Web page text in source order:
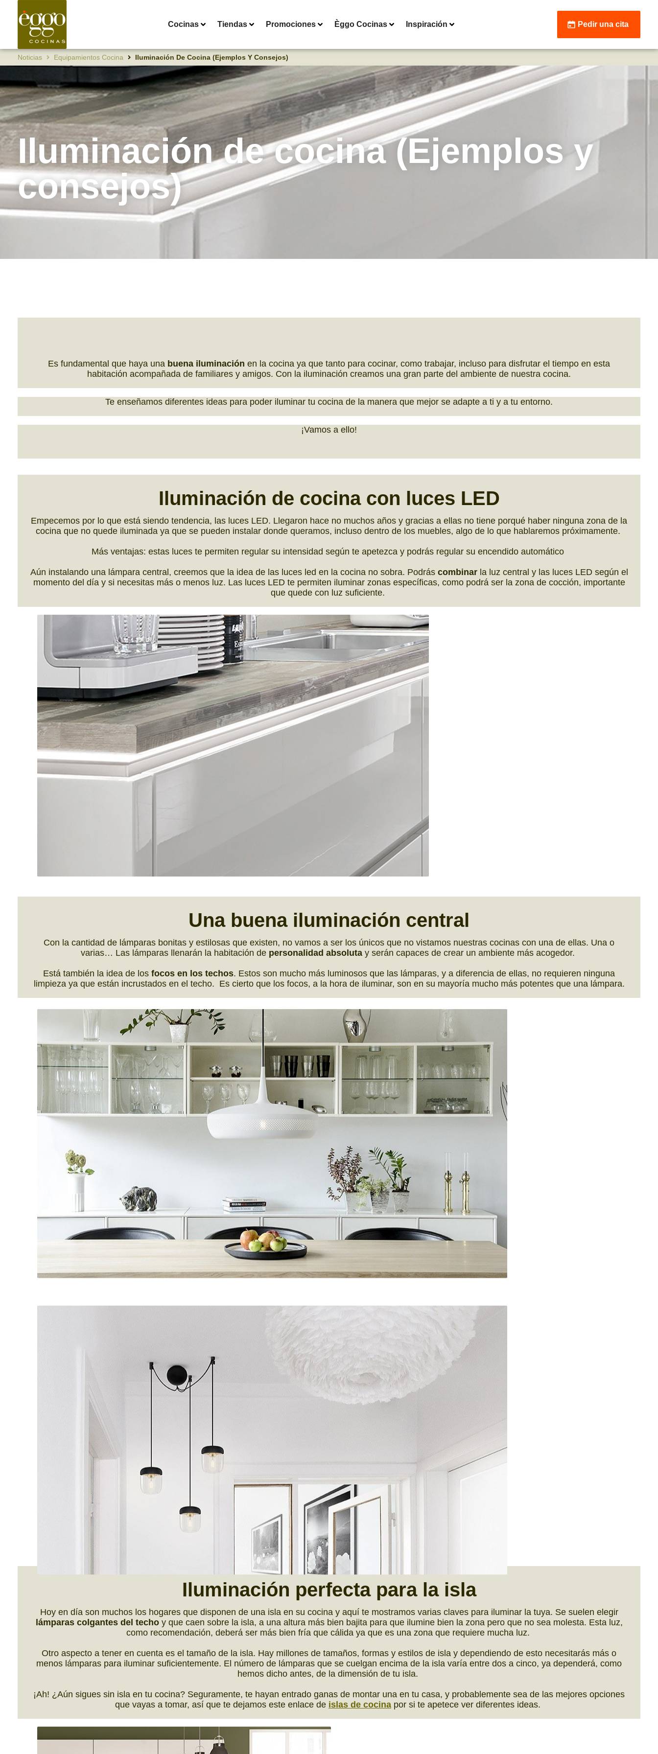
Cocinas Tiendas Promociones Èggo Cocinas Inspiración Pedir una cita
Noticias Equipamientos Cocina Iluminación De Cocina (Ejemplos Y Consejos)
Iluminación de cocina (Ejemplos y
consejos)
Es fundamental que haya una buena iluminación en la cocina ya que tanto para cocinar, como trabajar, incluso para disfrutar el tiempo en esta
habitación acompañada de familiares y amigos. Con la iluminación creamos una gran parte del ambiente de nuestra cocina.
Te enseñamos diferentes ideas para poder iluminar tu cocina de la manera que mejor se adapte a ti y a tu entorno.
¡Vamos a ello!
Iluminación de cocina con luces LED
Empecemos por lo que está siendo tendencia, las luces LED. Llegaron hace no muchos años y gracias a ellas no tiene porqué haber ninguna zona de la
cocina que no quede iluminada ya que se pueden instalar donde queramos, incluso dentro de los muebles, algo de lo que hablaremos próximamente.
Más ventajas: estas luces te permiten regular su intensidad según te apetezca y podrás regular su encendido automático
Aún instalando una lámpara central, creemos que la idea de las luces led en la cocina no sobra. Podrás combinarla luz central y las luces LED según el
momento del día y si necesitas más o menos luz. Las luces LED te permiten iluminar zonas específicas, como podrá ser la zona de cocción, importante
que quede con luz suficiente.
Una buena iluminación central
Con la cantidad de lámparas bonitas y estilosas que existen, no vamos a ser los únicos que no vistamos nuestras cocinas con una de ellas. Una o
varias… Las lámparas llenarán la habitación de personalidad absoluta y serán capaces de crear un ambiente más acogedor.
Está también la idea de los focos en los techos. Estos son mucho más luminosos que las lámparas, y a diferencia de ellas, no requieren ninguna
limpieza ya que están incrustados en el techo. Es cierto que los focos, a la hora de iluminar, son en su mayoría mucho más potentes que una lámpara.
Iluminación perfecta para la isla
Hoy en día son muchos los hogares que disponen de una isla en su cocina y aquí te mostramos varias claves para iluminar la tuya. Se suelen elegir
lámparas colgantes del techoy que caen sobre la isla, a una altura más bien bajita para que ilumine bien la zona pero que no sea molesta. Esta luz,
como recomendación, deberá ser más bien fría que cálida ya que es una zona que requiere mucha luz.
Otro aspecto a tener en cuenta es el tamaño de la isla. Hay millones de tamaños, formas y estilos de isla y dependiendo de esto necesitarás más o
menos lámparas para iluminar suficientemente. El número de lámparas que se cuelgan encima de la isla varía entre dos a cinco, ya dependerá, como
hemos dicho antes, de la dimensión de tu isla.
¡Ah! ¿Aún sigues sin isla en tu cocina? Seguramente, te hayan entrado ganas de montar una en tu casa, y probablemente sea de las mejores opciones
que vayas a tomar, así que te dejamos este enlace de islas de cocina por si te apetece ver diferentes ideas.